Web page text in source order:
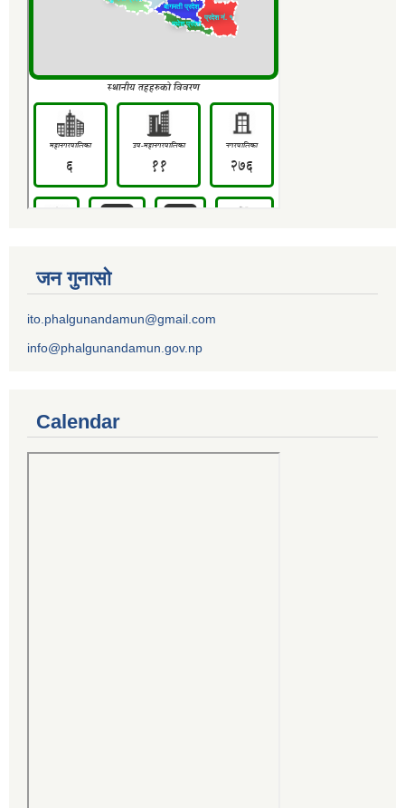
जन गुनासो
ito.phalgunandamun@gmail.com
info@phalgunandamun.gov.np
Calendar